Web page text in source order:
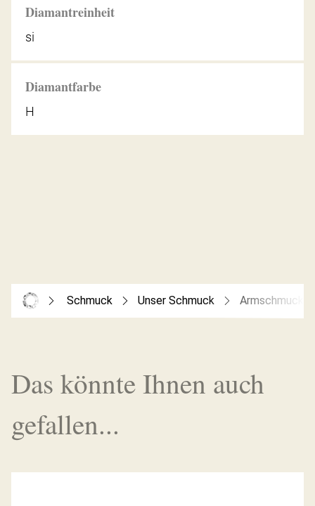
Diamantreinheit
si
Diamantfarbe
H
Schmuck Unser Schmuck Armschmuck
Das könnte Ihnen auch
gefallen...